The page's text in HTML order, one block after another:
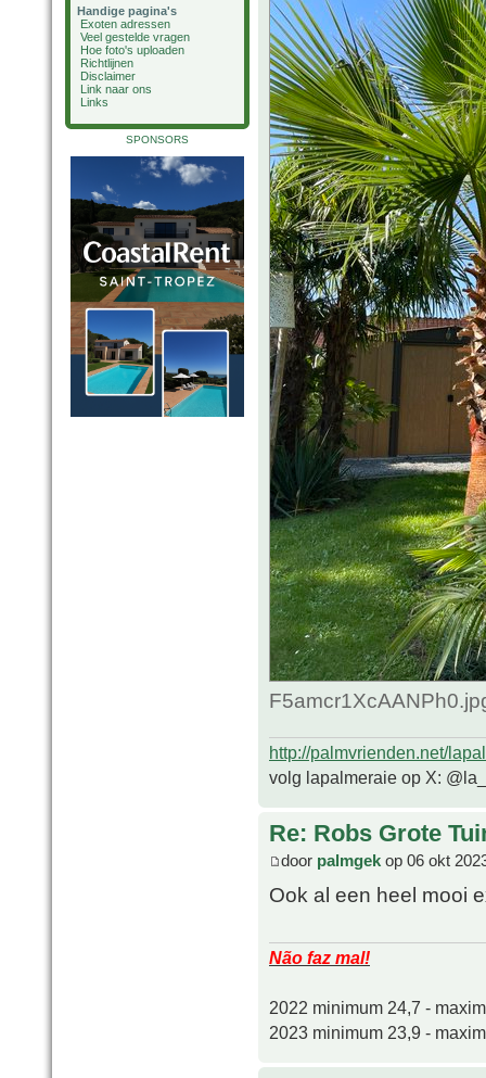
Handige pagina's
Exoten adressen
Veel gestelde vragen
Hoe foto's uploaden
Richtlijnen
Disclaimer
Link naar ons
Links
SPONSORS
http://palmvrienden.net/
volg lapalmeraie op X:
Re: Robs Grote
door palmgek op 06 okt
Ook al een heel mooi
Não faz mal!
2022 minimum 24,7 -
2023 minimum 23,9 -